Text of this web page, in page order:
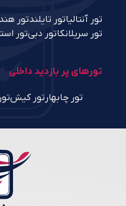
تور آنتالیاتور تایلندتور هند
تور سریلانکاتور دبیتور
تورهای پر بازدید داخلی
تور چابهار تور کیش